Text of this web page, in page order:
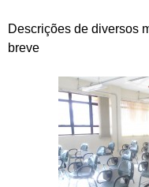
Descrições de diversos
breve